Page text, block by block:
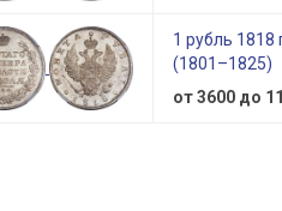
1 рубль 1818
(1801–1825)
от 3600 до